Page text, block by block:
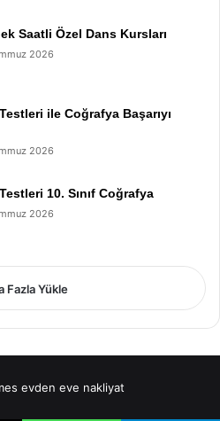
Saatli Özel Dans Kursları
2026
ile Coğrafya Başarıyı
2026
10. Sınıf Coğrafya
2026
Fazla Yükle
evden eve nakliyat